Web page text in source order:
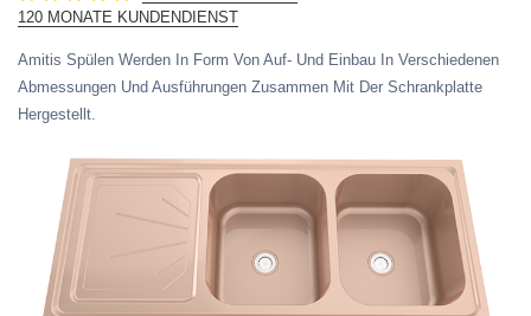
120 MONATE KUNDENDIENST
Amitis Spülen Werden In Form Von Auf- Und Einbau In Verschiedenen
Abmessungen Und Ausführungen Zusammen Mit Der Schrankplatte
Hergestellt.